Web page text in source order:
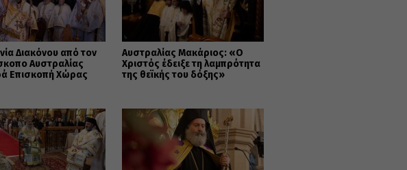
Διακόνου από τον
Αυστραλίας
Επισκοπή Χώρας
Αυστραλίας Μακάριος: «Ο
Χριστός έδειξε τη λαμπρότητα
της θεϊκής του δόξης»